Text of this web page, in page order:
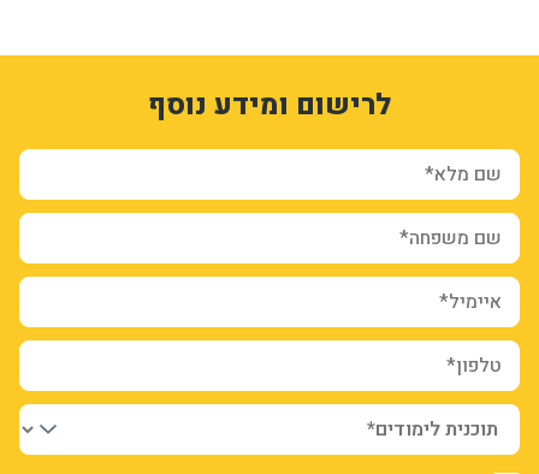
לרישום ומידע נוסף
שם מלא*
שם משפחה*
איימיל*
טלפון*
form-08jDNVMIkeSXdYHFN9Y0XgY13YwV3dddptLqn9rUeyM
tPAzqK3rf-4Zd7t7UB306vUlQql3x7nLUxm-CG4bfMo